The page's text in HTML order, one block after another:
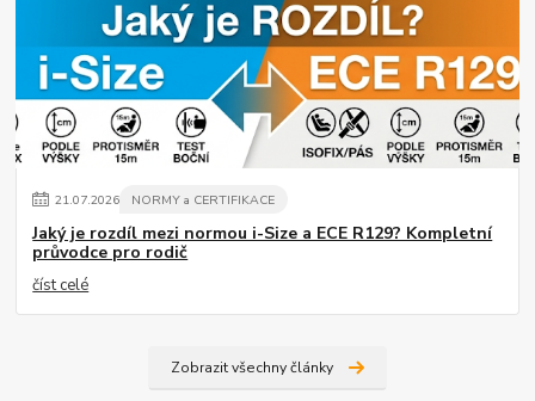
21.07.2026 NORMY a CERTIFIKACE
Jaký je rozdíl mezi normou i-Size a ECE R129? Kompletní
průvodce pro rodič
číst celé
Zobrazit všechny články